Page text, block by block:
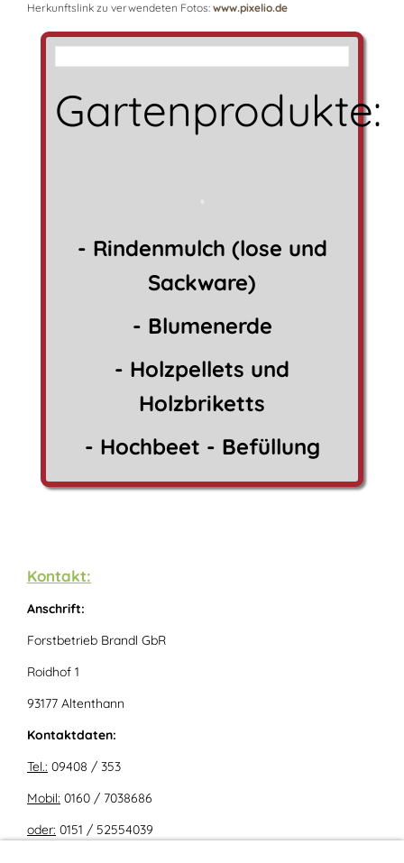
Herkunftslink zu verwendeten Fotos: www.pixelio.de
Gartenprodukte:
- Rindenmulch (lose und
Sackware)
- Blumenerde
- Holzpellets und
Holzbriketts
- Hochbeet - Befüllung
Kontakt:
Anschrift:
Forstbetrieb Brandl GbR
Roidhof 1
93177 Altenthann
Kontaktdaten:
Tel.: 09408 / 353
Mobil: 0160 / 7038686
oder: 0151 / 52554039